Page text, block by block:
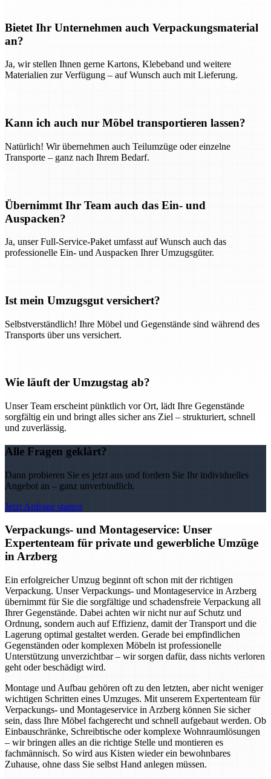
Bietet Ihr Unternehmen auch Verpackungsmaterial
an?
Ja, wir stellen Ihnen gerne Kartons, Klebeband und weitere
Materialien zur Verfügung – auf Wunsch auch mit Lieferung.
Kann ich auch nur Möbel transportieren lassen?
Natürlich! Wir übernehmen auch Teilumzüge oder einzelne
Transporte – ganz nach Ihrem Bedarf.
Übernimmt Ihr Team auch das Ein- und
Auspacken?
Ja, unser Full-Service-Paket umfasst auf Wunsch auch das
professionelle Ein- und Auspacken Ihrer Umzugsgüter.
Ist mein Umzugsgut versichert?
Selbstverständlich! Ihre Möbel und Gegenstände sind während des
Transports über uns versichert.
Wie läuft der Umzugstag ab?
Unser Team erscheint pünktlich vor Ort, lädt Ihre Gegenstände
sorgfältig ein und bringt alles sicher ans Ziel – strukturiert, schnell
und zuverlässig.
Alle Fragen geklärt?
Dann probieren Sie es jetzt aus und fordern Sie Ihr individuelles
Angebot an – ganz unverbindlich.
Jetzt Anfrage starten
Verpackungs- und Montageservice: Unser
Expertenteam für private und gewerbliche Umzüge
in Arzberg
Ein erfolgreicher Umzug beginnt oft schon mit der richtigen
Verpackung. Unser Verpackungs- und Montageservice in Arzberg
übernimmt für Sie die sorgfältige und schadensfreie Verpackung all
Ihrer Gegenstände. Dabei achten wir nicht nur auf Schutz und
Ordnung, sondern auch auf Effizienz, damit der Transport und die
Lagerung optimal gestaltet werden. Gerade bei empfindlichen
Gegenständen oder komplexen Möbeln ist professionelle
Unterstützung unverzichtbar – wir sorgen dafür, dass nichts verloren
geht oder beschädigt wird.
Montage und Aufbau gehören oft zu den letzten, aber nicht weniger
wichtigen Schritten eines Umzuges. Mit unserem Expertenteam für
Verpackungs- und Montageservice in Arzberg können Sie sicher
sein, dass Ihre Möbel fachgerecht und schnell aufgebaut werden. Ob
Einbauschränke, Schreibtische oder komplexe Wohnraumlösungen
– wir bringen alles an die richtige Stelle und montieren es
fachmännisch. So wird aus Kisten wieder ein bewohnbares
Zuhause, ohne dass Sie selbst Hand anlegen müssen.